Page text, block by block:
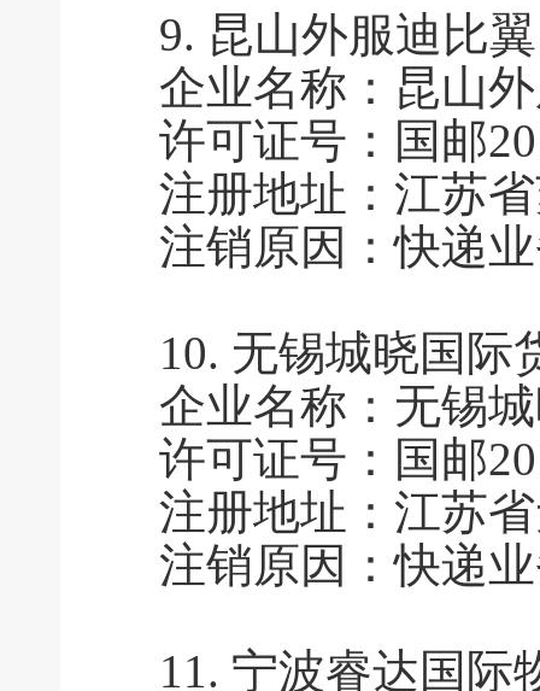
9. 昆山外服迪比
企业名称：昆山
许可证号：国邮
注册地址：江苏
注销原因：快递
10. 无锡城晓国际
企业名称：无锡
许可证号：国邮
注册地址：江苏
注销原因：快递
11. 宁波睿达国际